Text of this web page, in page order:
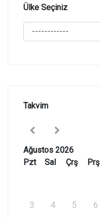
Ülke Seçiniz
Takvim
Ağustos 2026
Pzt
Sal Çrş Prş
3 4 5 6